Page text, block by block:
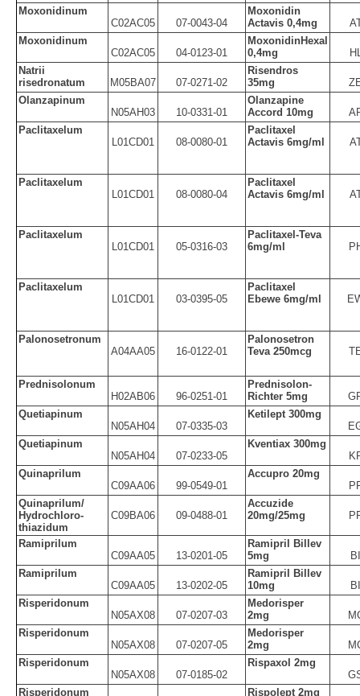
Moxonidinum
C02AC05
07-0043-04
Moxonidin
Actavis 0,4mg
Moxonidinum
C02AC05
04-0123-01
MoxonidinHexal
0,4mg
Natrii
risedronatum
M05BA07 07-0271-02
Risendros
35mg
Olanzapinum
N05AH03
10-0331-01
Olanzapine
Accord 10mg
Paclitaxelum
L01CD01
08-0080-01
Paclitaxel
Actavis 6mg/ml
Paclitaxelum
L01CD01
08-0080-04
Paclitaxel
Actavis 6mg/ml
Paclitaxelum
L01CD01
05-0316-03
Paclitaxel-Teva
6mg/ml
Paclitaxelum
L01CD01
03-0395-05
Paclitaxel
Ebewe 6mg/ml
Palonosetronum
A04AA05
16-0122-01
Palonosetron
Teva 250mcg
Prednisolonum
H02AB06
96-0251-01
Prednisolon-
Richter 5mg
Quetiapinum
N05AH04
07-0335-03
Ketilept 300mg
Quetiapinum
N05AH04
07-0233-05
Kventiax 300mg
Quinaprilum
C09AA06
99-0549-01
Accupro 20mg
Quinaprilum/
Hydrochloro-
thiazidum
C09BA06 09-0488-01
Accuzide
20mg/25mg
Ramiprilum
C09AA05
13-0201-05
Ramipril Billev
5mg
BI
Ramiprilum
C09AA05
13-0202-05
Ramipril Billev
10mg
BI
Risperidonum
N05AX08
07-0207-03
Medorisper
2mg
Risperidonum
N05AX08
07-0207-05
Medorisper
2mg
Risperidonum
N05AX08
07-0185-02
Rispaxol 2mg
Risperidonum
Rispolept 2mg